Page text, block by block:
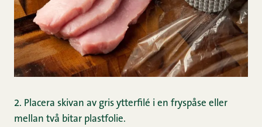
2. Placera skivan av gris ytterfilé i en fryspåse eller
mellan två bitar plastfolie.